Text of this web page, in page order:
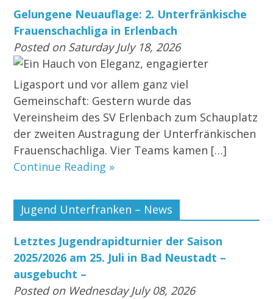
Gelungene Neuauflage: 2. Unterfränkische
Frauenschachliga in Erlenbach
Posted on Saturday July 18, 2026
Ein Hauch von Eleganz, engagierter
Ligasport und vor allem ganz viel
Gemeinschaft: Gestern wurde das
Vereinsheim des SV Erlenbach zum Schauplatz
der zweiten Austragung der Unterfränkischen
Frauenschachliga. Vier Teams kamen […]
Continue Reading »
Jugend Unterfranken – News
Letztes Jugendrapidturnier der Saison
2025/2026 am 25. Juli in Bad Neustadt –
ausgebucht –
Posted on Wednesday July 08, 2026